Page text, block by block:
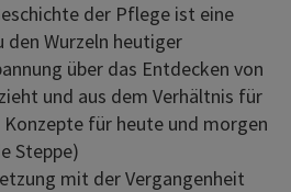
der Pflege ist eine
den Wurzeln heutiger
über das Entdecken von
und aus dem Verhältnis für
für heute und morgen
Steppe)
mit der Vergangenheit